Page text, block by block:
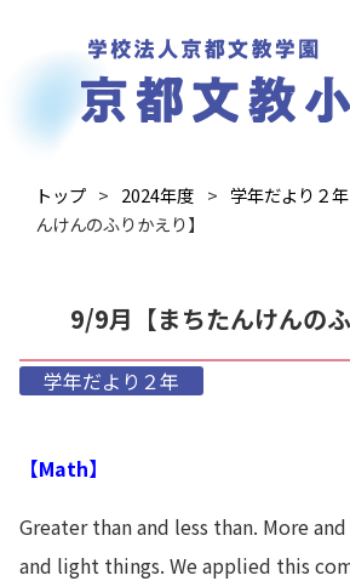
トップ 2024年度 学年だより２年
んけんのふりかえり】
9/9月【まちたんけんのふ
学年だより２年
【Math】
Greater than and less than. More
and light things. We applied this